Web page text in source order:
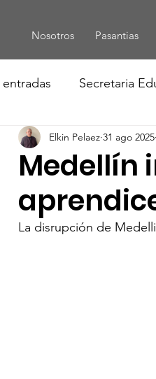
Nosotros Pasantias
entradas Secretaria
Medellín
Elkin Pelaez 31 ago 2025
La disrupción de